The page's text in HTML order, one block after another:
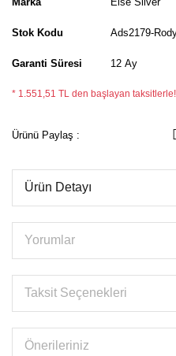
Stok Kodu Ads2179-
Garanti Süresi 12 Ay
* 1.551,51 TL den başlayan taksitlerle!
Ürünü Paylaş :
Ürün Detayı
Yorumlar
Taksit Seçenekleri
Önerileriniz